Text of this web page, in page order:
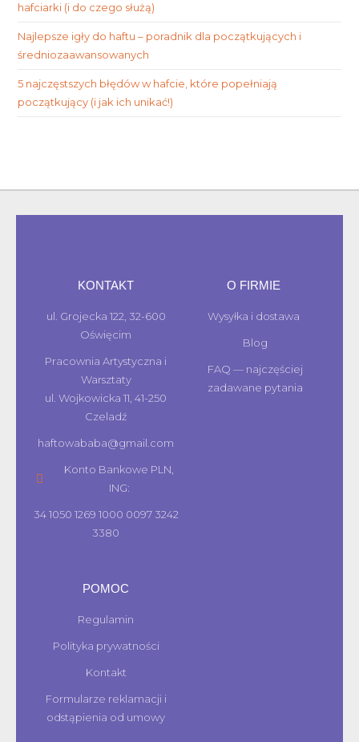
hafciarki (i do czego służą)
Najlepsze igły do haftu – poradnik dla początkujących i
średniozaawansowanych
5 najczęstszych błędów w hafcie, które popełniają
początkujący (i jak ich unikać!)
KONTAKT
ul. Grojecka 122, 32-600
Oświęcim
Pracownia Artystyczna i
Warsztaty
ul. Wojkowicka 11, 41-250
Czeladź
haftowababa@gmail.com
Konto Bankowe PLN,
ING:
34 1050 1269 1000 0097 3242
3380
O FIRMIE
Wysyłka i dostawa
Blog
FAQ — najczęściej
zadawane pytania
POMOC
Regulamin
Polityka prywatności
Kontakt
Formularze reklamacji i
odstąpienia od umowy